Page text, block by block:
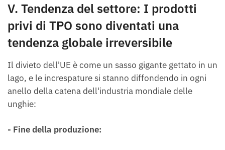
V. Tendenza del settore: I prodotti
privi di TPO sono diventati una
tendenza globale irreversibile
Il divieto dell'UE è come un sasso gigante gettato in un
lago, e le increspature si stanno diffondendo in ogni
anello della catena dell'industria mondiale delle
unghie:
- Fine della produzione: